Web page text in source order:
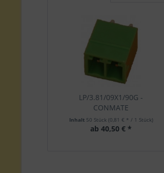
LP/3.81/09X1/90G -
CONMATE
Inhalt 50 Stück (0,81 € * / 1 Stück)
ab 40,50 € *